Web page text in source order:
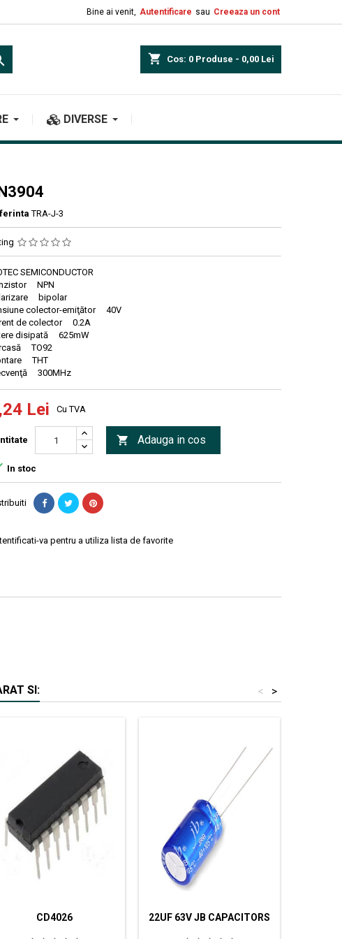
Bine ai venit, Autentificare sau Creeaza un cont
shopping_cart Cos: 0 Produse - 0,00 Lei
DIVERSE
TRA-J-3
SEMICONDUCTOR
NPN
bipolar
colector-emiţător 40V
de colector 0.2A
disipată 625mW
TO92
THT
300MHz
Lei Cu TVA
 Adauga in cos
In stoc
va pentru a utiliza lista de favorite
SI: >
<
CD4026 22UF 63V JB CAPACITORS